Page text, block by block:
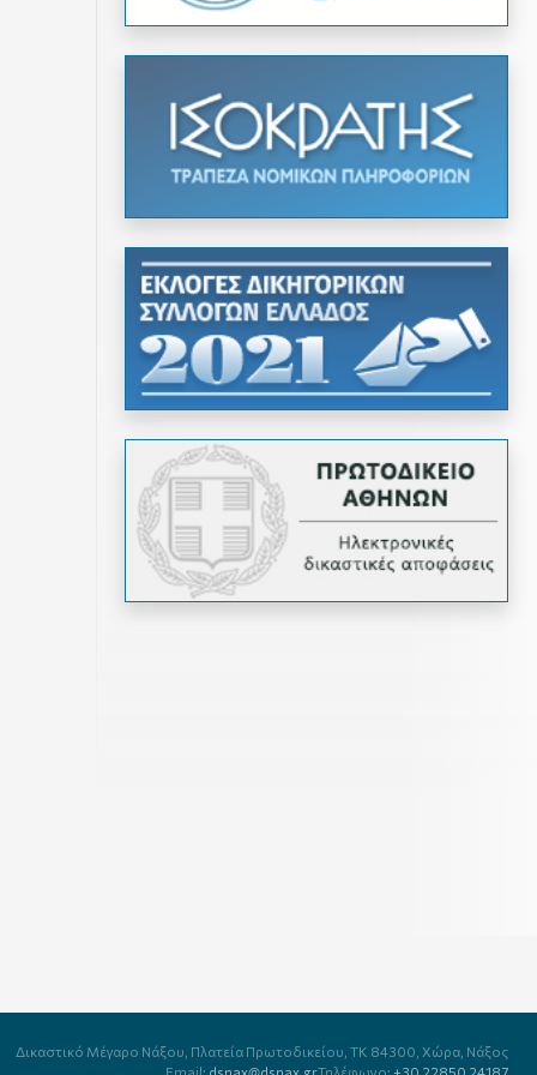
Δικαστικό Μέγαρο Νάξου, Πλατεία Πρωτοδικείου, TK 84300, Χώρα, Νάξος
Email: dsnax@dsnax.grΤηλέφωνο: +30 22850 24187